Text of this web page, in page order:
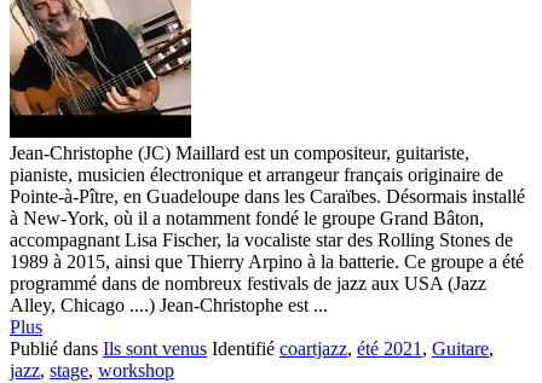
Jean-Christophe (JC) Maillard est un compositeur, guitariste,
pianiste, musicien électronique et arrangeur français originaire de
Pointe-à-Pître, en Guadeloupe dans les Caraïbes. Désormais installé
à New-York, où il a notamment fondé le groupe Grand Bâton,
accompagnant Lisa Fischer, la vocaliste star des Rolling Stones de
1989 à 2015, ainsi que Thierry Arpino à la batterie. Ce groupe a été
programmé dans de nombreux festivals de jazz aux USA (Jazz
Alley, Chicago ....) Jean-Christophe est ...
Plus
Publié dans Ils sont venus Identifié coartjazz, été 2021, Guitare,
jazz, stage, workshop